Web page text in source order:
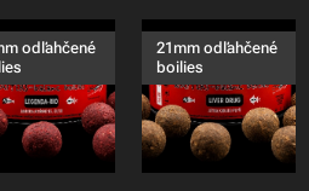
odľahčené
21mm odľahčené
boilies